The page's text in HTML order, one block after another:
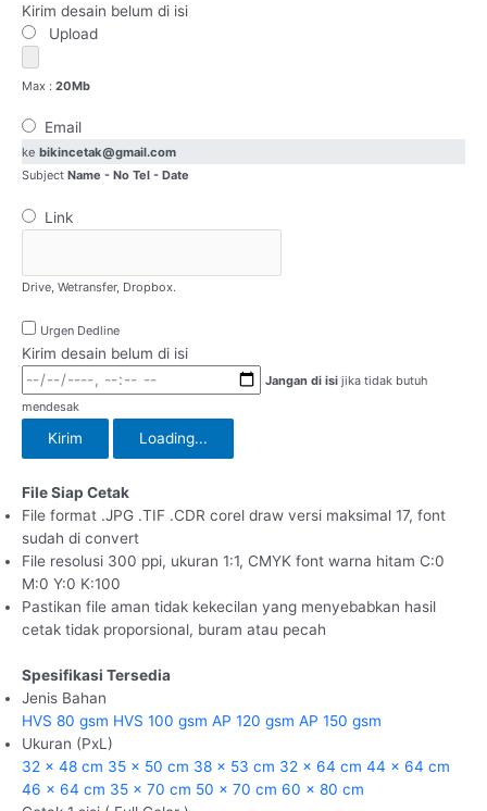
Kirim desain belum di isi
Upload
Max : 20Mb
Email
ke bikincetak@gmail.com
Subject Name - No Tel - Date
Link
Drive, Wetransfer, Dropbox.
Urgen Dedline
Kirim desain belum di isi
Jangan di isijika tidak butuh
mendesak
Kirim Loading...
File Siap Cetak
File format .JPG .TIF .CDR corel draw versi maksimal 17, font
sudah di convert
File resolusi 300 ppi, ukuran 1:1, CMYK font warna hitam C:0
M:0 Y:0 K:100
Pastikan file aman tidak kekecilan yang menyebabkan hasil
cetak tidak proporsional, buram atau pecah
Spesifikasi Tersedia
Jenis Bahan
HVS 80 gsm HVS 100 gsm AP 120 gsm AP 150 gsm
Ukuran (PxL)
32 x 48 cm 35 x 50 cm 38 x 53 cm 32 x 64 cm 44 x 64 cm
46 x 64 cm 35 x 70 cm 50 x 70 cm 60 x 80 cm